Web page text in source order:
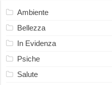
Ambiente
Bellezza
In Evidenza
Psiche
Salute